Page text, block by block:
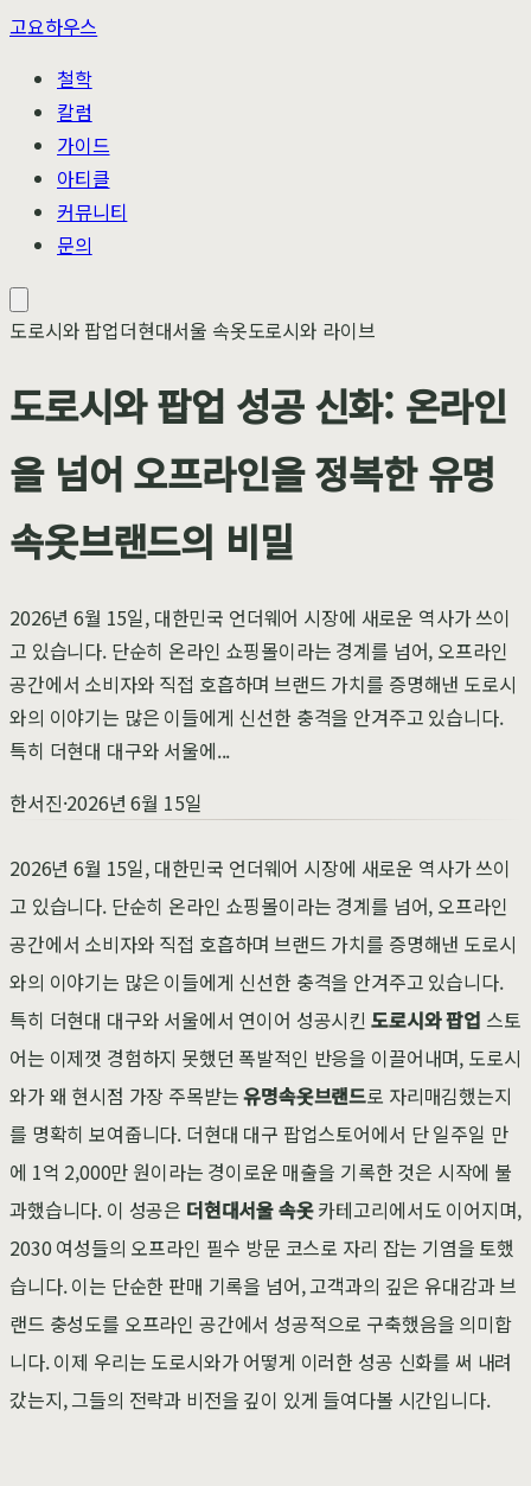
고요하우스
철학
칼럼
가이드
아티클
커뮤니티
문의
도로시와 팝업더현대서울 속옷도로시와 라이브
도로시와 팝업 성공 신화: 온라인
을 넘어 오프라인을 정복한 유명
속옷브랜드의 비밀
2026년 6월 15일, 대한민국 언더웨어 시장에 새로운 역사가 쓰이
고 있습니다. 단순히 온라인 쇼핑몰이라는 경계를 넘어, 오프라인
공간에서 소비자와 직접 호흡하며 브랜드 가치를 증명해낸 도로시
와의 이야기는 많은 이들에게 신선한 충격을 안겨주고 있습니다.
특히 더현대 대구와 서울에...
한서진·2026년 6월 15일
2026년 6월 15일, 대한민국 언더웨어 시장에 새로운 역사가 쓰이
고 있습니다. 단순히 온라인 쇼핑몰이라는 경계를 넘어, 오프라인
공간에서 소비자와 직접 호흡하며 브랜드 가치를 증명해낸 도로시
와의 이야기는 많은 이들에게 신선한 충격을 안겨주고 있습니다.
특히 더현대 대구와 서울에서 연이어 성공시킨 도로시와 팝업 스토
어는 이제껏 경험하지 못했던 폭발적인 반응을 이끌어내며, 도로시
와가 왜 현시점 가장 주목받는유명속옷브랜드로 자리매김했는지
를 명확히 보여줍니다. 더현대 대구 팝업스토어에서 단 일주일 만
에 1억 2,000만 원이라는 경이로운 매출을 기록한 것은 시작에 불
과했습니다. 이 성공은 더현대서울 속옷카테고리에서도 이어지며,
2030 여성들의 오프라인 필수 방문 코스로 자리 잡는 기염을 토했
습니다. 이는 단순한 판매 기록을 넘어, 고객과의 깊은 유대감과 브
랜드 충성도를 오프라인 공간에서 성공적으로 구축했음을 의미합
니다. 이제 우리는 도로시와가 어떻게 이러한 성공 신화를 써 내려
갔는지, 그들의 전략과 비전을 깊이 있게 들여다볼 시간입니다.